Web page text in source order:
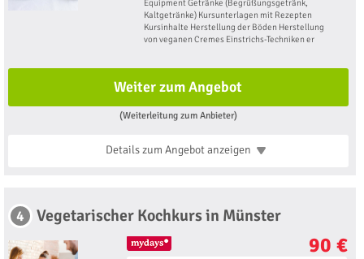
Equipment Getränke (Begrüßungsgetränk,
Kaltgetränke) Kursunterlagen mit Rezepten
Kursinhalte Herstellung der Böden Herstellung
von veganen Cremes Einstrichs-Techniken er
Weiter zum Angebot
(Weiterleitung zum Anbieter)
Details zum Angebotanzeigen
4 Vegetarischer Kochkurs in Münster
90 €